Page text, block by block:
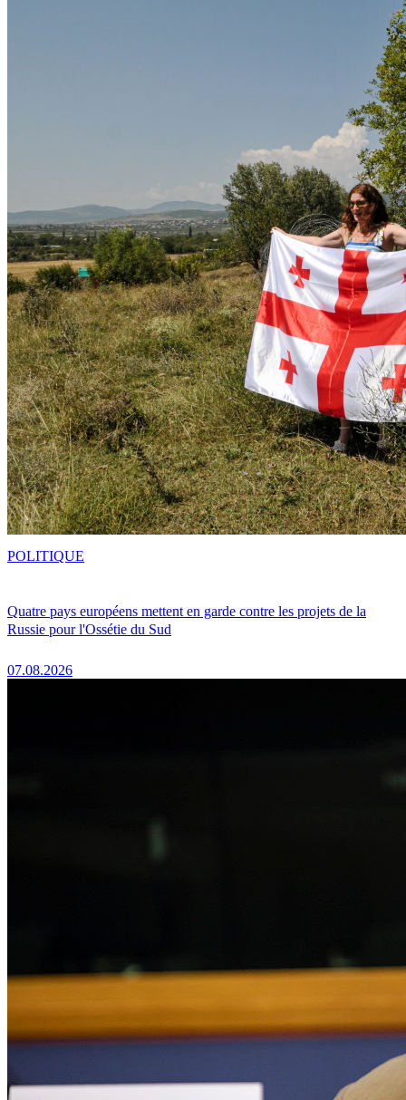
Quatre pays européens mettent en garde contre les projets de la
Russie pour l'Ossétie du Sud
07.08.2026
POLITIQUE